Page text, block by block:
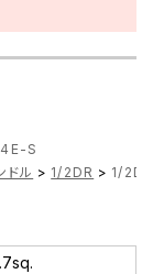
S
ドル > 1/2DR > 1/